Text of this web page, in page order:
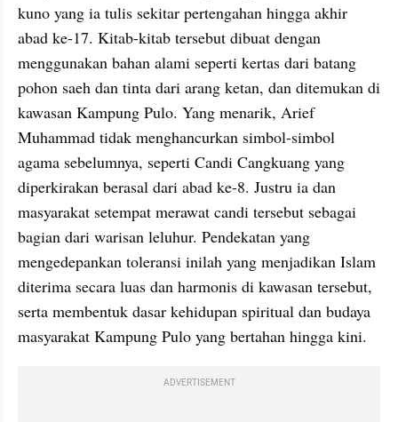
kuno yang ia tulis sekitar pertengahan hingga akhir
abad ke-17. Kitab-kitab tersebut dibuat dengan
menggunakan bahan alami seperti kertas dari batang
pohon saeh dan tinta dari arang ketan, dan ditemukan di
kawasan Kampung Pulo. Yang menarik, Arief
Muhammad tidak menghancurkan simbol-simbol
agama sebelumnya, seperti Candi Cangkuang yang
diperkirakan berasal dari abad ke-8. Justru ia dan
masyarakat setempat merawat candi tersebut sebagai
bagian dari warisan leluhur. Pendekatan yang
mengedepankan toleransi inilah yang menjadikan Islam
diterima secara luas dan harmonis di kawasan tersebut,
serta membentuk dasar kehidupan spiritual dan budaya
masyarakat Kampung Pulo yang bertahan hingga kini.
ADVERTISEMENT